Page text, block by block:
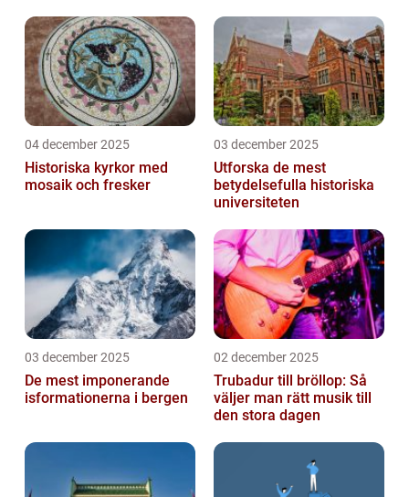
04 december 2025
Historiska kyrkor med
mosaik och fresker
03 december 2025
Utforska de mest
betydelsefulla historiska
universiteten
03 december 2025
De mest imponerande
isformationerna i bergen
02 december 2025
Trubadur till bröllop: Så
väljer man rätt musik till
den stora dagen